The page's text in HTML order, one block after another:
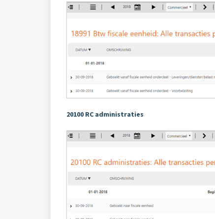
20100 RC administraties